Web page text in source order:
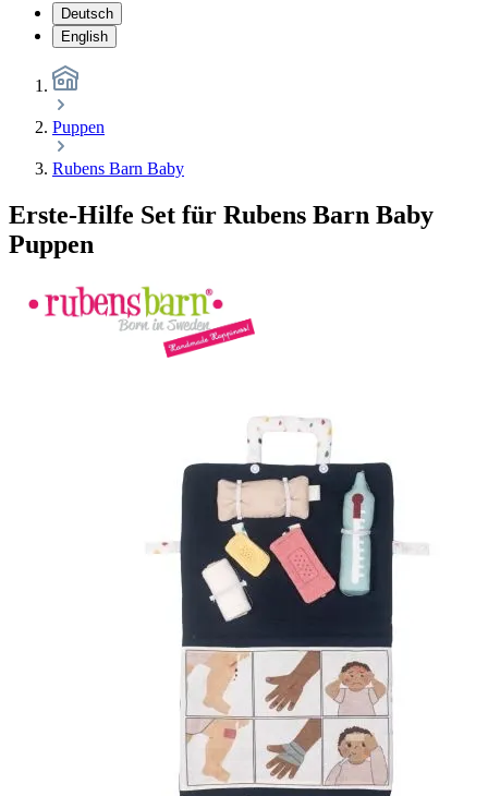
Deutsch
English
Puppen
Rubens Barn Baby
Erste-Hilfe Set für Rubens Barn Baby
Puppen